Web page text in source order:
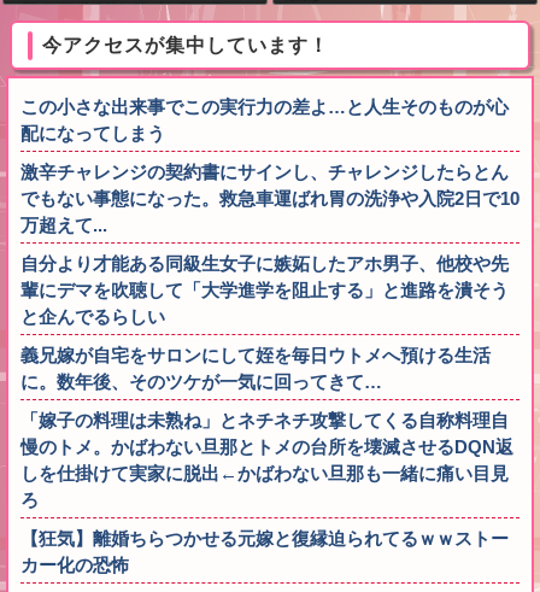
今アクセスが集中しています！
この小さな出来事でこの実行力の差よ…と人生そのものが心
配になってしまう
激辛チャレンジの契約書にサインし、チャレンジしたらとん
でもない事態になった。救急車運ばれ胃の洗浄や入院2日で10
万超えて...
自分より才能ある同級生女子に嫉妬したアホ男子、他校や先
輩にデマを吹聴して「大学進学を阻止する」と進路を潰そう
と企んでるらしい
義兄嫁が自宅をサロンにして姪を毎日ウトメへ預ける生活
に。数年後、そのツケが一気に回ってきて…
「嫁子の料理は未熟ね」とネチネチ攻撃してくる自称料理自
慢のトメ。かばわない旦那とトメの台所を壊滅させるDQN返
しを仕掛けて実家に脱出←かばわない旦那も一緒に痛い目見
ろ
【狂気】離婚ちらつかせる元嫁と復縁迫られてるｗｗストー
カー化の恐怖